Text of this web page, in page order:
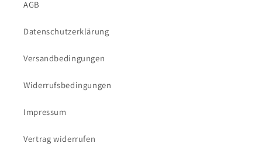
AGB
Datenschutzerklärung
Versandbedingungen
Widerrufsbedingungen
Impressum
Vertrag widerrufen